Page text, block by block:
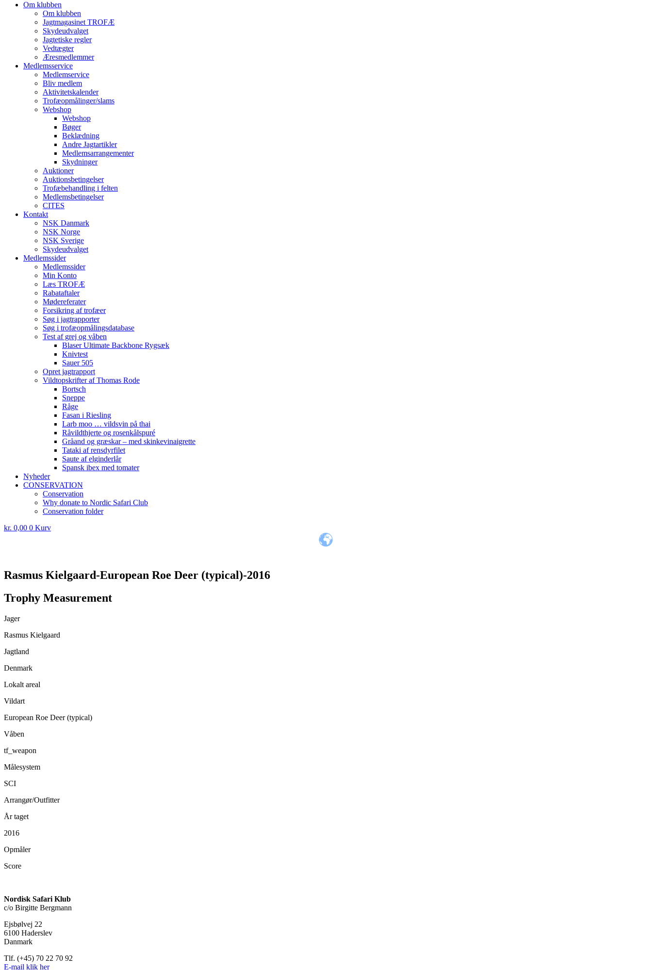
Om klubben
Om klubben
Jagtmagasinet TROFÆ
Skydeudvalget
Jagtetiske regler
Vedtægter
Æresmedlemmer
Medlemsservice
Medlemservice
Bliv medlem
Aktivitetskalender
Trofæopmålinger/slams
Webshop
Webshop
Bøger
Beklædning
Andre Jagtartikler
Medlemsarrangementer
Skydninger
Auktioner
Auktionsbetingelser
Trofæbehandling i felten
Medlemsbetingelser
CITES
Kontakt
NSK Danmark
NSK Norge
NSK Sverige
Skydeudvalget
Medlemssider
Medlemssider
Min Konto
Læs TROFÆ
Rabataftaler
Mødereferater
Forsikring af trofæer
Søg i jagtrapporter
Søg i trofæopmålingsdatabase
Test af grej og våben
Blaser Ultimate Backbone Rygsæk
Knivtest
Sauer 505
Opret jagtrapport
Vildtopskrifter af Thomas Rode
Bortsch
Sneppe
Råge
Fasan i Riesling
Larb moo … vildsvin på thai
Råvildthjerte og rosenkålspuré
Gråand og græskar – med skinkevinaigrette
Tataki af rensdyrfilet
Saute af elginderlår
Spansk ibex med tomater
Nyheder
CONSERVATION
Conservation
Why donate to Nordic Safari Club
Conservation folder
kr. 0,00 0 Kurv
Rasmus Kielgaard-European Roe Deer (typical)-2016
Trophy Measurement
Jager
Rasmus Kielgaard
Jagtland
Denmark
Lokalt areal
Vildart
European Roe Deer (typical)
Våben
tf_weapon
Målesystem
SCI
Arrangør/Outfitter
År taget
2016
Opmåler
Score
Nordisk Safari Klub
c/o Birgitte Bergmann
Ejsbølvej 22
6100 Haderslev
Danmark
Tlf. (+45) 70 22 70 92
E-mail klik her